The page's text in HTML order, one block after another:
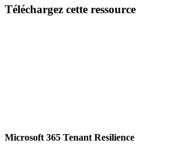
Téléchargez cette ressource
Microsoft 365 Tenant Resilience